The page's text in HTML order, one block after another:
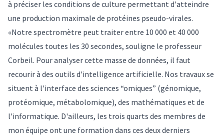
à préciser les conditions de culture permettant d'atteindre
une production maximale de protéines pseudo-virales.
«Notre spectromètre peut traiter entre 10 000 et 40 000
molécules toutes les 30 secondes, souligne le professeur
Corbeil. Pour analyser cette masse de données, il faut
recourir à des outils d'intelligence artificielle. Nos travaux se
situent à l'interface des sciences “omiques” (génomique,
protéomique, métabolomique), des mathématiques et de
l'informatique. D'ailleurs, les trois quarts des membres de
mon équipe ont une formation dans ces deux derniers